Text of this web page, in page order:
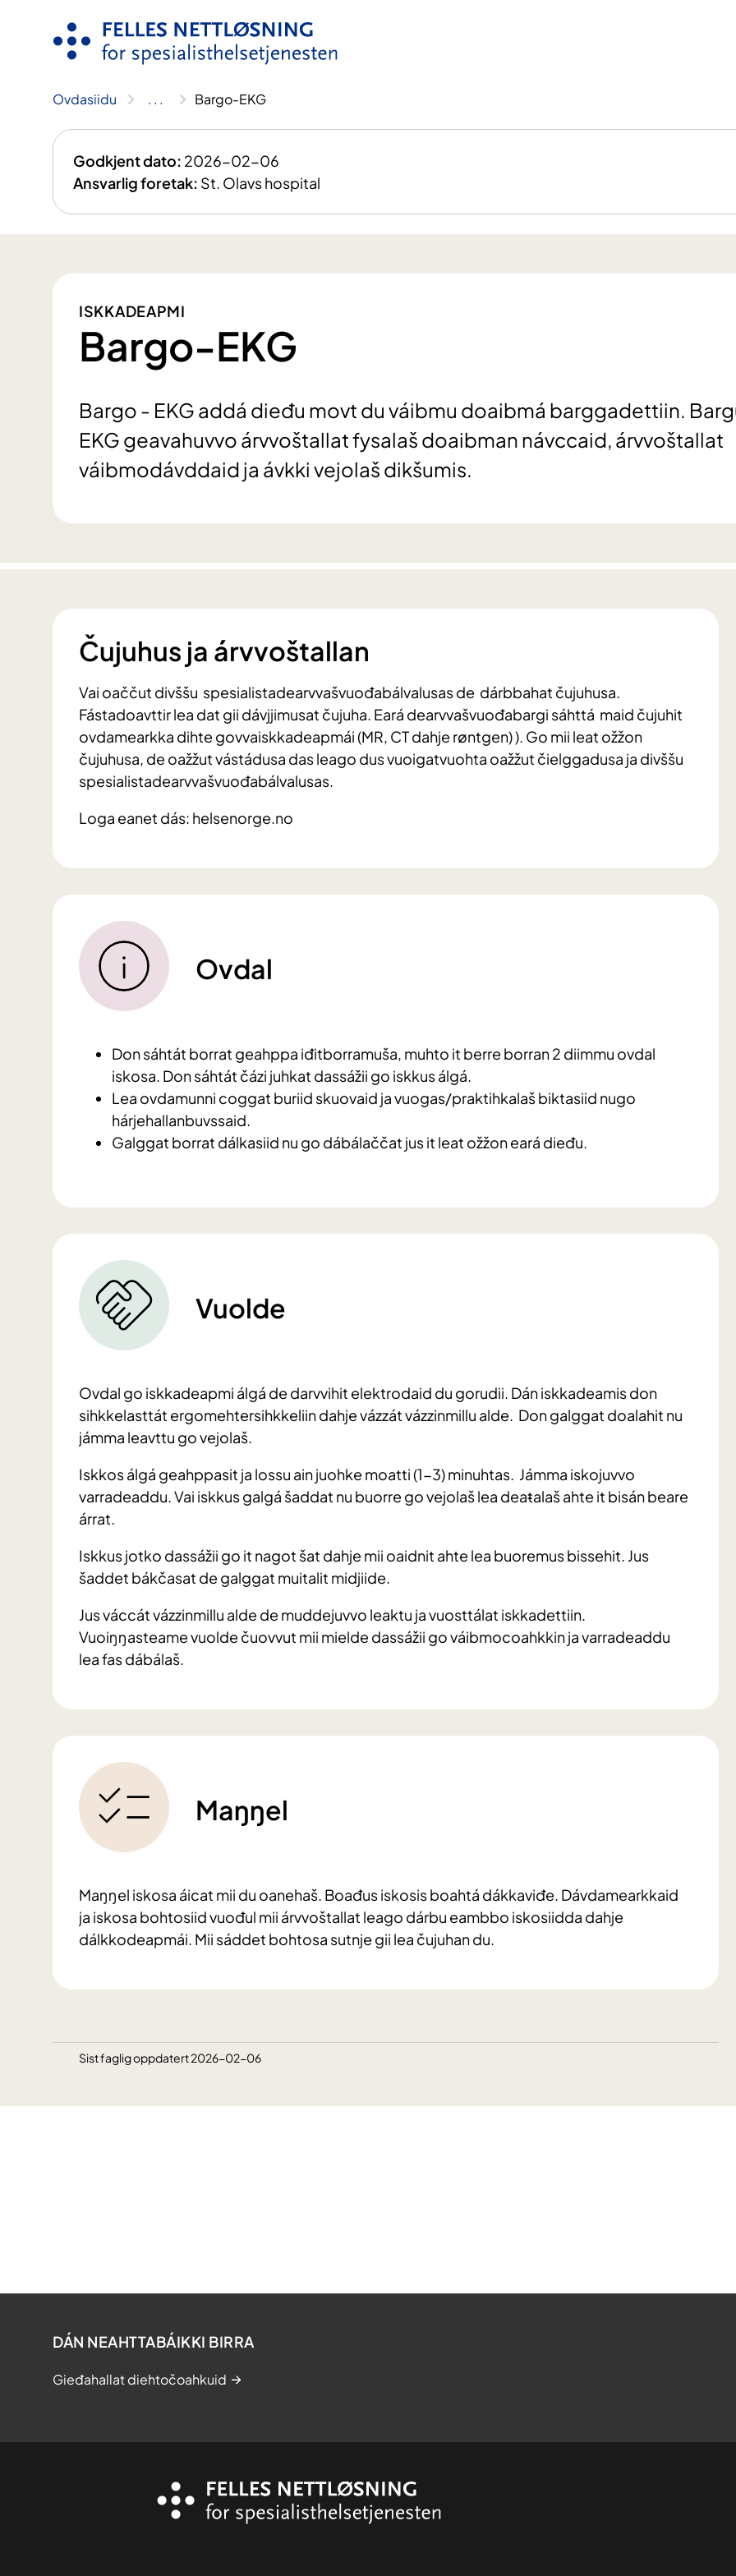
Ovdasiidu .. . Bargo-EKG
Godkjent dato: 2026-02-06
Ansvarlig foretak: St. Olavs hospital
ISKKADEAPMI
Bargo-EKG
Bargo - EKG addá dieđu movt du váibmu doaibmá barggadettiin.
EKG geavahuvvo árvvoštallat fysalaš doaibman návccaid, árvvoštallat
váibmodávddaid ja ávkki vejolaš dikšumis.
Čujuhus ja árvvoštallan
Vai oaččut divššu spesialistadearvvašvuođabálvalusas de dárbbahat čujuhusa.
Fástadoavttir lea dat gii dávjjimusat čujuha. Eará dearvvašvuođabargi sáhttá maid čujuhit
ovdamearkka dihte govvaiskkadeapmái (MR, CT dahje røntgen) ). Go mii leat ožžon
čujuhusa, de oažžut vástádusa das leago dus vuoigatvuohta oažžut čielggadusa ja divššu
spesialistadearvvašvuođabálvalusas.
Loga eanet dás: helsenorge.no
Ovdal
Don sáhtát borrat geahppa iđitborramuša, muhto it berre borran 2 diimmu ovdal
iskosa. Don sáhtát čázi juhkat dassážii go iskkus álgá.
Lea ovdamunni coggat buriid skuovaid ja vuogas/praktihkalaš biktasiid nugo
hárjehallanbuvssaid.
Galggat borrat dálkasiid nu go dábálaččat jus it leat ožžon eará dieđu.
Vuolde
Ovdal go iskkadeapmi álgá de darvvihit elektrodaid du gorudii. Dán iskkadeamis don
sihkkelasttát ergomehtersihkkeliin dahje vázzát vázzinmillu alde. Don galggat doalahit nu
jámma leavttu go vejolaš.
Iskkos álgá geahppasit ja lossu ain juohke moatti (1-3) minuhtas. Jámma iskojuvvo
varradeaddu. Vai iskkus galgá šaddat nu buorre go vejolaš lea deaŧalaš ahte it bisán beare
árrat.
Iskkus jotko dassážii go it nagot šat dahje mii oaidnit ahte lea buoremus bissehit. Jus
šaddet bákčasat de galggat muitalit midjiide.
Jus váccát vázzinmillu alde de muddejuvvo leaktu ja vuosttálat iskkadettiin.
Vuoiŋŋasteame vuolde čuovvut mii mielde dassážii go váibmocoahkkin ja varradeaddu
lea fas dábálaš.
Maŋŋel
Maŋŋel iskosa áicat mii du oanehaš. Boađus iskosis boahtá dákkaviđe. Dávdamearkkaid
ja iskosa bohtosiid vuođul mii árvvoštallat leago dárbu eambbo iskosiidda dahje
dálkkodeapmái. Mii sáddet bohtosa sutnje gii lea čujuhan du.
Sist faglig oppdatert 2026-02-06
DÁN NEAHTTABÁIKKI BIRRA
Gieđahallat diehtočoahkuid